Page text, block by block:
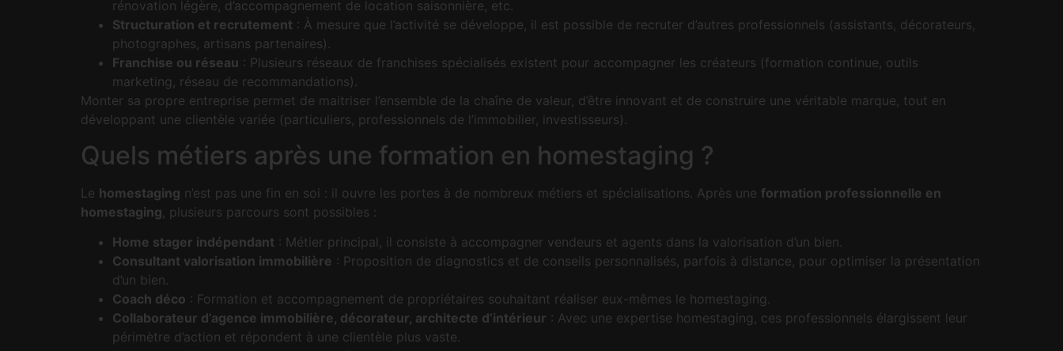
rénovation légère, d’accompagnement de location saisonnière, etc.
Structuration et recrutement : À mesure que l’activité se développe, il est possible de recruter d’autres professionnels (assistants, décorateurs,
photographes, artisans partenaires).
Franchise ou réseau : Plusieurs réseaux de franchises spécialisés existent pour accompagner les créateurs (formation continue, outils
marketing, réseau de recommandations).
Monter sa propre entreprise permet de maitriser l’ensemble de la chaîne de valeur, d’être innovant et de construire une véritable marque, tout en
développant une clientèle variée (particuliers, professionnels de l’immobilier, investisseurs).
Quels métiers après une formation en homestaging ?
Le homestaging n’est pas une fin en soi : il ouvre les portes à de nombreux métiers et spécialisations. Après une formation professionnelle en
homestaging , plusieurs parcours sont possibles :
Home stager indépendant : Métier principal, il consiste à accompagner vendeurs et agents dans la valorisation d’un bien.
Consultant valorisation immobilière : Proposition de diagnostics et de conseils personnalisés, parfois à distance, pour optimiser la présentation
d’un bien.
Coach déco : Formation et accompagnement de propriétaires souhaitant réaliser eux-mêmes le homestaging.
Collaborateur d’agence immobilière, décorateur, architecte d’intérieur : Avec une expertise homestaging, ces professionnels élargissent leur
périmètre d’action et répondent à une clientèle plus vaste.